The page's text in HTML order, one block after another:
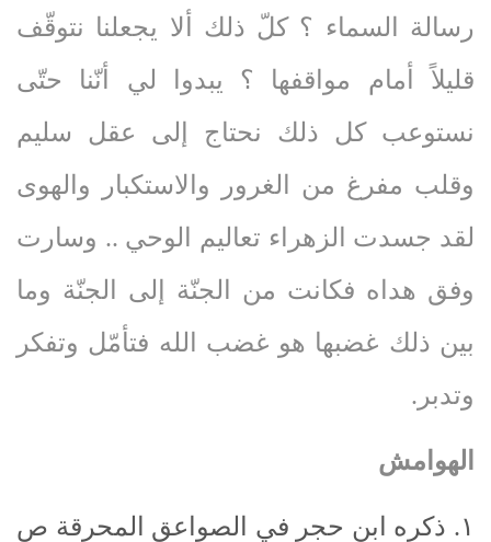
رسالة السماء ؟ كلّ ذلك ألا يجعلنا نتوقّف
قليلاً أمام مواقفها ؟ يبدوا لي أنّنا حتّى
نستوعب كل ذلك نحتاج إلى عقل سليم
وقلب مفرغ من الغرور والاستكبار والهوى
لقد جسدت الزهراء تعاليم الوحي .. وسارت
وفق هداه فكانت من الجنّة إلى الجنّة وما
بين ذلك غضبها هو غضب الله فتأمّل وتفكر
وتدبر.
الهوامش
۱. ذكره ابن حجر في الصواعق المحرقة ص